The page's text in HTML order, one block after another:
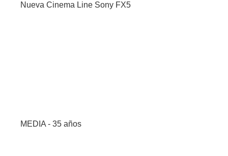
Nueva Cinema Line Sony FX5
MEDIA - 35 años